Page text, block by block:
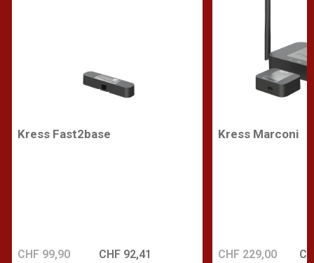
Kress Fast2base
CHF 92,41
CHF 99,90
Kress Marconi
CHF 229,00